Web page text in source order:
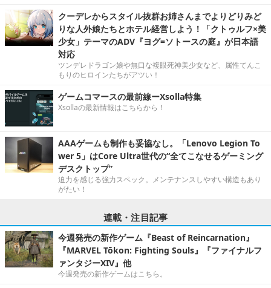
クーデレからスタイル抜群お姉さんまでよりどりみど
りな人外娘たちとホテル経営しよう！「クトゥルフ×美
少女」テーマのADV『ヨグ=ソトースの庭』が日本語
対応
ツンデレドラゴン娘や無口な複眼死神美少女など、属性てんこ
もりのヒロインたちがアツい！
ゲームコマースの最前線ーXsolla特集
Xsollaの最新情報はこちらから！
AAAゲームも制作も妥協なし。「Lenovo Legion To
wer 5」はCore Ultra世代の“全てこなせるゲーミング
デスクトップ”
迫力を感じる強力スペック。メンテナンスしやすい構造もあり
がたい！
連載・注目記事
今週発売の新作ゲーム『Beast of Reincarnation』
『MARVEL Tōkon: Fighting Souls』『ファイナルフ
ァンタジーXIV』他
今週発売の新作ゲームはこちら。